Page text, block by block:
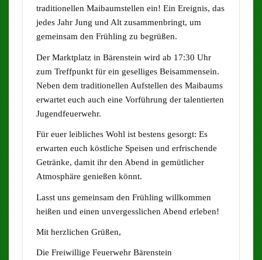
traditionellen Maibaumstellen ein! Ein Ereignis, das
jedes Jahr Jung und Alt zusammenbringt, um
gemeinsam den Frühling zu begrüßen.
Der Marktplatz in Bärenstein wird ab 17:30 Uhr
zum Treffpunkt für ein geselliges Beisammensein.
Neben dem traditionellen Aufstellen des Maibaums
erwartet euch auch eine Vorführung der talentierten
Jugendfeuerwehr.
Für euer leibliches Wohl ist bestens gesorgt: Es
erwarten euch köstliche Speisen und erfrischende
Getränke, damit ihr den Abend in gemütlicher
Atmosphäre genießen könnt.
Lasst uns gemeinsam den Frühling willkommen
heißen und einen unvergesslichen Abend erleben!
Mit herzlichen Grüßen,
Die Freiwillige Feuerwehr Bärenstein